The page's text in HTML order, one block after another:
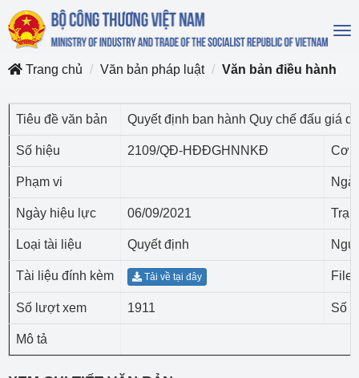
Trang chủ
Văn bản pháp luật Văn bản điều hành
Tiêu đề văn bản Quyết định ban hành Quy chế đấu giá
Số hiệu 2109/QĐ-HĐĐGHNNKĐ Cơ
Phạm vi
Ngày hiệu lực 06/09/2021
Loại tài liệu Quyết định
Tài liệu đính kèm Tải về tại đây File
Số lượt xem 1911 Số
Mô tả